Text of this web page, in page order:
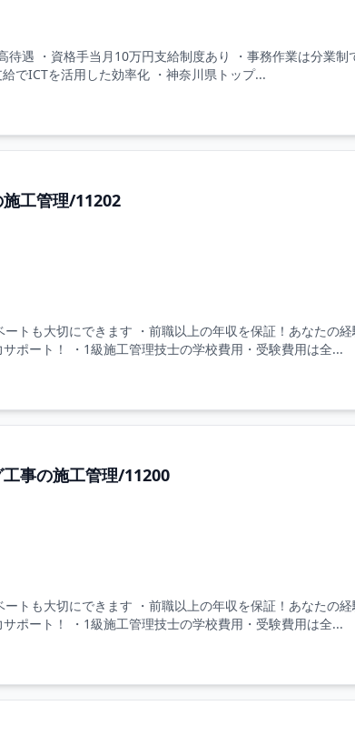
遇 ・資格手当月10万円支給制度あり ・事務作業は分業制
でICTを活用した効率化 ・神奈川県トップ...
工管理/11202
トも大切にできます ・前職以上の年収を保証！あなたの
ポート！ ・1級施工管理技士の学校費用・受験費用は全...
事の施工管理/11200
トも大切にできます ・前職以上の年収を保証！あなたの
ポート！ ・1級施工管理技士の学校費用・受験費用は全...